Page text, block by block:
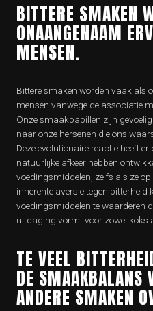
BITTERE SMAKEN
ONAANGENAAM
MENSEN.
Bittere smaken worden vaak als
mensen vanwege de associatie
Onze smaakpapillen zijn
naar onze hersenen die ons
Deze evolutionaire reactie heeft
natuurlijke afkeer hebben
voedingsmiddelen, zelfs als ze
inherente aversie tegen
voedingsmiddelen te waarderen
uitdaging vormt voor zowel koks
TE VEEL
DE SMAAKBALANS
ANDERE SMAKEN